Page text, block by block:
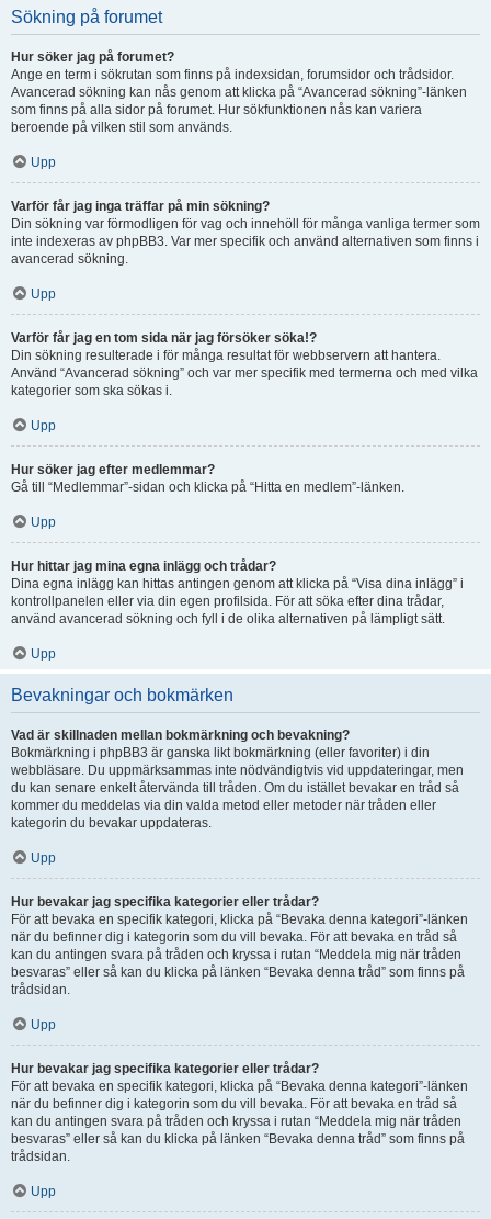
Sökning på forumet
Hur söker jag på forumet?
Ange en term i sökrutan som finns på indexsidan, forumsidor och trådsidor.
Avancerad sökning kan nås genom att klicka på “Avancerad sökning”-länken
som finns på alla sidor på forumet. Hur sökfunktionen nås kan variera
beroende på vilken stil som används.
Upp
Varför får jag inga träffar på min sökning?
Din sökning var förmodligen för vag och innehöll för många vanliga termer som
inte indexeras av phpBB3. Var mer specifik och använd alternativen som finns i
avancerad sökning.
Upp
Varför får jag en tom sida när jag försöker söka!?
Din sökning resulterade i för många resultat för webbservern att hantera.
Använd “Avancerad sökning” och var mer specifik med termerna och med vilka
kategorier som ska sökas i.
Upp
Hur söker jag efter medlemmar?
Gå till “Medlemmar”-sidan och klicka på “Hitta en medlem”-länken.
Upp
Hur hittar jag mina egna inlägg och trådar?
Dina egna inlägg kan hittas antingen genom att klicka på “Visa dina inlägg” i
kontrollpanelen eller via din egen profilsida. För att söka efter dina trådar,
använd avancerad sökning och fyll i de olika alternativen på lämpligt sätt.
Upp
Bevakningar och bokmärken
Vad är skillnaden mellan bokmärkning och bevakning?
Bokmärkning i phpBB3 är ganska likt bokmärkning (eller favoriter) i din
webbläsare. Du uppmärksammas inte nödvändigtvis vid uppdateringar, men
du kan senare enkelt återvända till tråden. Om du istället bevakar en tråd så
kommer du meddelas via din valda metod eller metoder när tråden eller
kategorin du bevakar uppdateras.
Upp
Hur bevakar jag specifika kategorier eller trådar?
För att bevaka en specifik kategori, klicka på “Bevaka denna kategori”-länken
när du befinner dig i kategorin som du vill bevaka. För att bevaka en tråd så
kan du antingen svara på tråden och kryssa i rutan “Meddela mig när tråden
besvaras” eller så kan du klicka på länken “Bevaka denna tråd” som finns på
trådsidan.
Upp
Hur bevakar jag specifika kategorier eller trådar?
För att bevaka en specifik kategori, klicka på “Bevaka denna kategori”-länken
när du befinner dig i kategorin som du vill bevaka. För att bevaka en tråd så
kan du antingen svara på tråden och kryssa i rutan “Meddela mig när tråden
besvaras” eller så kan du klicka på länken “Bevaka denna tråd” som finns på
trådsidan.
Upp